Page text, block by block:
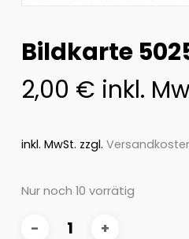
Bildkarte
2,00 € inkl.
inkl. MwSt. zzgl.
Nur noch 10 vorrätig